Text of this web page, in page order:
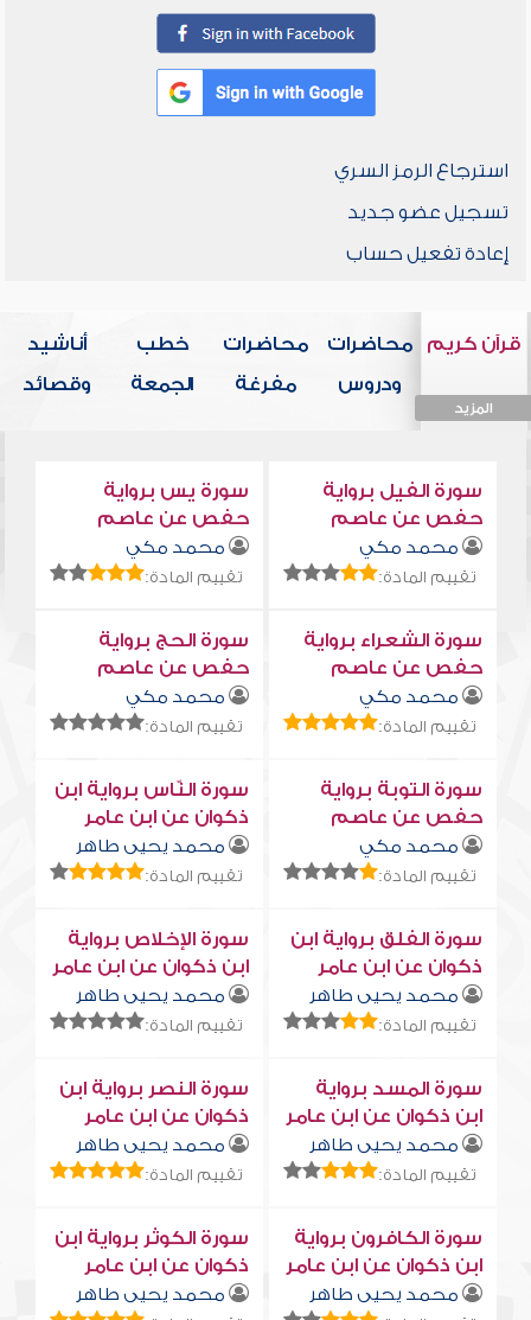
استرجاع الرمز السري
تسجيل عضو جديد
إعادة تفعيل حساب
قرآن كريم
المزيد
محاضرات
ودروس
محاضرات
مفرغة
خطب
الجمعة
أناشيد
وقصائد
سورة الفيل برواية
حفص عن عاصم
محمد مكي
تقييم المادة:
سورة يس برواية
حفص عن عاصم
محمد مكي
تقييم المادة:
سورة الشعراء برواية
حفص عن عاصم
محمد مكي
تقييم المادة:
سورة الحج برواية
حفص عن عاصم
محمد مكي
تقييم المادة:
سورة التوبة برواية
حفص عن عاصم
محمد مكي
تقييم المادة:
سورة النّاس برواية ابن
ذكوان عن ابن عامر
محمد يحيى طاهر
تقييم المادة:
سورة الفلق برواية ابن
ذكوان عن ابن عامر
محمد يحيى طاهر
تقييم المادة:
سورة الإخلاص برواية
ابن ذكوان عن ابن عامر
محمد يحيى طاهر
تقييم المادة:
سورة المسد برواية
ابن ذكوان عن ابن عامر
محمد يحيى طاهر
تقييم المادة:
سورة النصر برواية ابن
ذكوان عن ابن عامر
محمد يحيى طاهر
تقييم المادة:
سورة الكافرون برواية
ابن ذكوان عن ابن عامر
محمد يحيى طاهر
سورة الكوثر برواية ابن
ذكوان عن ابن عامر
محمد يحيى طاهر